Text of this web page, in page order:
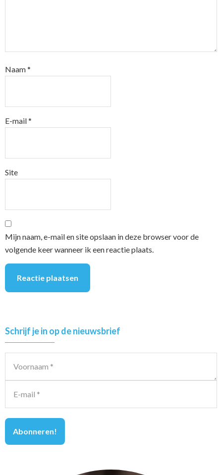
Naam*
E-mail*
Site
Mijn naam, e-mail en site opslaan in deze browser voor de
volgende keer wanneer ik een reactie plaats.
Primary
Sidebar
Schrijf je in op de nieuwsbrief